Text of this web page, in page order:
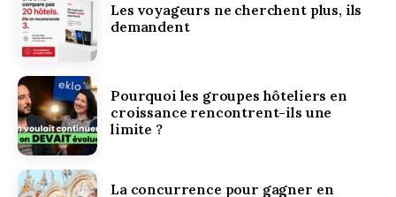
Les voyageurs ne cherchent plus, ils
demandent
Pourquoi les groupes hôteliers en
croissance rencontrent-ils une
limite ?
La concurrence pour gagner en